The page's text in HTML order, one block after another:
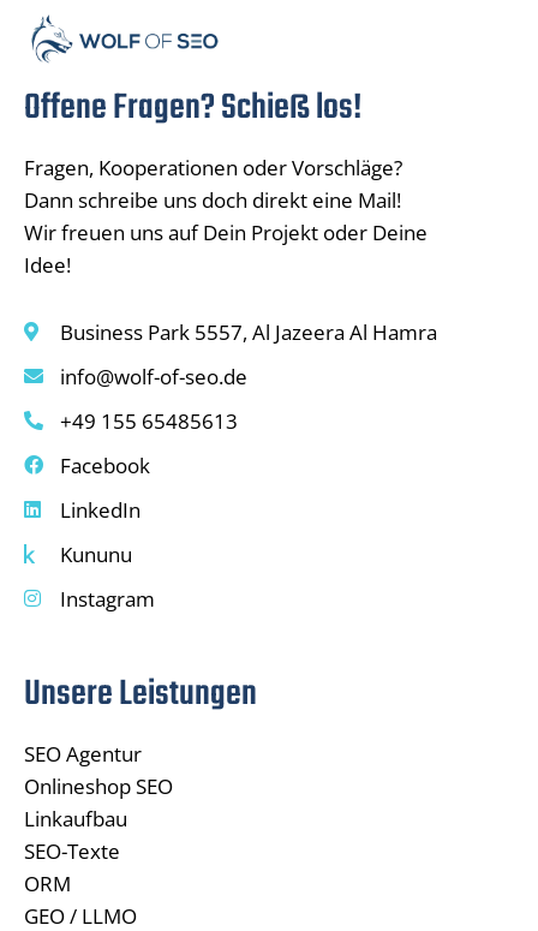
Offene Fragen? Schieß los!
Fragen, Kooperationen oder Vorschläge?
Dann schreibe uns doch direkt eine Mail!
Wir freuen uns auf Dein Projekt oder Deine
Idee!
Business Park 5557, Al Jazeera Al Hamra
info@wolf-of-seo.de
+49 155 65485613
Facebook
LinkedIn
Kununu
Instagram
Unsere Leistungen
SEO Agentur
Onlineshop SEO
Linkaufbau
SEO-Texte
ORM
GEO / LLMO